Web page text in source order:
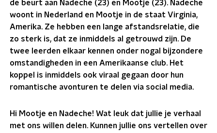
de beurt aan Nadeche (23) en Mootje (23). Nadeche
woont in Nederland en Mootje in de staat Virginia,
Amerika. Ze hebben een lange afstandsrelatie, die
zo sterk is, dat ze inmiddels al getrouwd zijn. De
twee leerden elkaar kennen onder nogal bijzondere
omstandigheden in een Amerikaanse club. Het
koppel is inmiddels ook viraal gegaan door hun
romantische avonturen te delen via social media.
Hi Mootje en Nadeche! Wat leuk dat jullie je verhaal
met ons willen delen. Kunnen jullie ons vertellen over